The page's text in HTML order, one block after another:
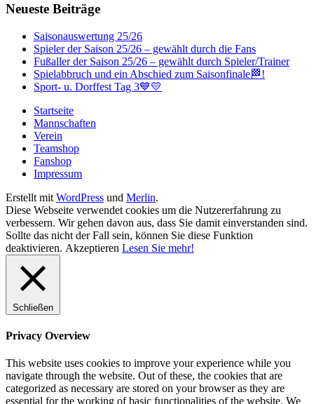
Neueste Beiträge
Saisonauswertung 25/26
Spieler der Saison 25/26 – gewählt durch die Fans
Fußaller der Saison 25/26 – gewählt durch Spieler/Trainer
Spielabbruch und ein Abschied zum Saisonfinale🏁!
Sport- u. Dorffest Tag 3💙💛
Startseite
Mannschaften
Verein
Teamshop
Fanshop
Impressum
Erstellt mit WordPress und Merlin.
Diese Webseite verwendet cookies um die Nutzererfahrung zu
verbessern. Wir gehen davon aus, dass Sie damit einverstanden sind.
Sollte das nicht der Fall sein, können Sie diese Funktion
deaktivieren. Akzeptieren Lesen Sie mehr!
Schließen
Privacy Overview
This website uses cookies to improve your experience while you
navigate through the website. Out of these, the cookies that are
categorized as necessary are stored on your browser as they are
essential for the working of basic functionalities of the website. We